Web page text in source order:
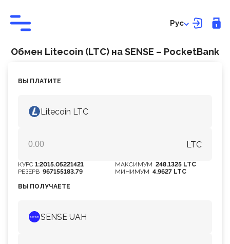
Рус
Обмен Litecoin (LTC) на SENSE – PocketBank
ВЫ ПЛАТИТЕ
Litecoin LTC
LTC
РЕЗЕРВ 967155183.79
КУРС 1:2015.05221421
МИНИМУМ 4.9627 LTC
МАКСИМУМ 248.1325 LTC
ВЫ ПОЛУЧАЕТЕ
SENSE UAH